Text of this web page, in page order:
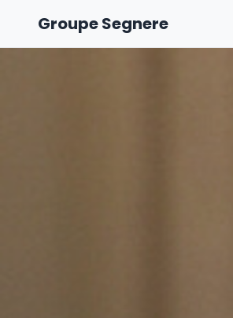
Groupe Segnere